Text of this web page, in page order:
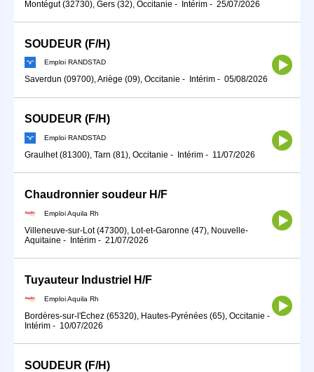
Montégut (32730), Gers (32), Occitanie - Intérim - 25/07/2026
SOUDEUR (F/H)
Emploi RANDSTAD
Saverdun (09700), Ariège (09), Occitanie - Intérim - 05/08/2026
SOUDEUR (F/H)
Emploi RANDSTAD
Graulhet (81300), Tarn (81), Occitanie - Intérim - 11/07/2026
Chaudronnier soudeur H/F
Emploi Aquila Rh
Villeneuve-sur-Lot (47300), Lot-et-Garonne (47), Nouvelle-
Aquitaine - Intérim - 21/07/2026
Tuyauteur Industriel H/F
Emploi Aquila Rh
Bordères-sur-l'Échez (65320), Hautes-Pyrénées (65), Occitanie -
Intérim - 10/07/2026
SOUDEUR (F/H)